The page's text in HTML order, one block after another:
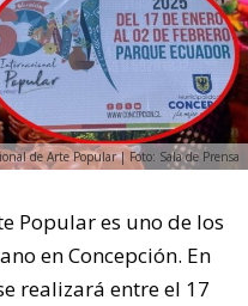
de Arte Popular | Foto: Sala de Prensa
Popular es uno de los
en Concepción. En
realizará entre el 17